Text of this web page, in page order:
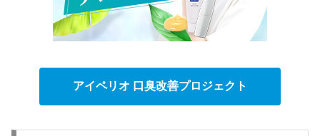
アイペリオ 口臭改善プロジェクト